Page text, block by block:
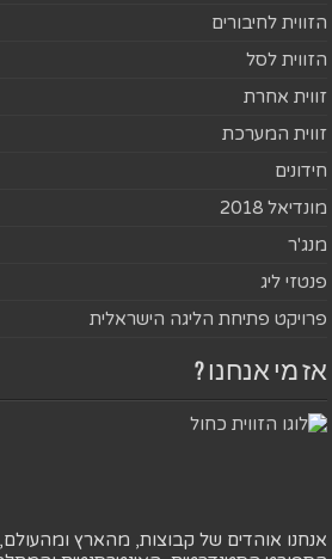
הזווית לחיבורים
הזווית לסל
זווית אחרת
זווית המערכת
חידונים
מונדיאל 2018
מנג'ר
פנטזי ליג
פרויקט פתיחת הליגה הישראלית
אז מי אנחנו ?
אנחנו אוהדים של קבוצות, מהארץ